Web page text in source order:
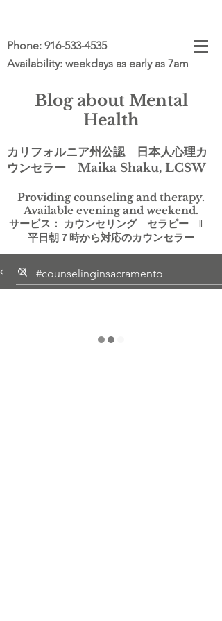
Availability: weekdays as early as 7am
Phone: 916-533-4535
Blog about Mental
Health
カリフォルニア州公認 日本人心理カ
ウンセラー Maika Shaku, LCSW
Providing counseling and therapy.
Available evening and weekend.
サービス： カウンセリング セラピー ‖
平日朝７時から対応のカウンセラー